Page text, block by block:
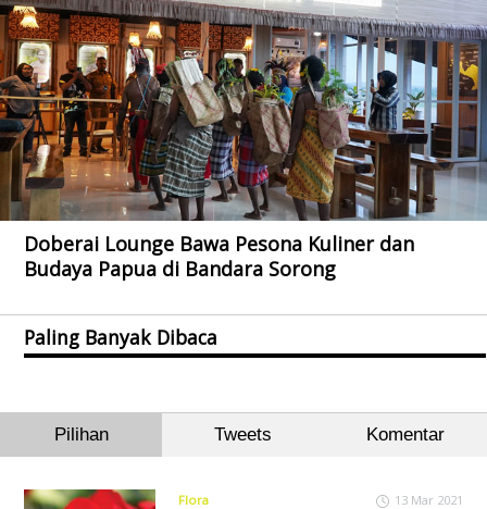
Doberai Lounge Bawa Pesona Kuliner dan
Budaya Papua di Bandara Sorong
Paling Banyak Dibaca
Pilihan Tweets Komentar
Flora 13 Mar 2021